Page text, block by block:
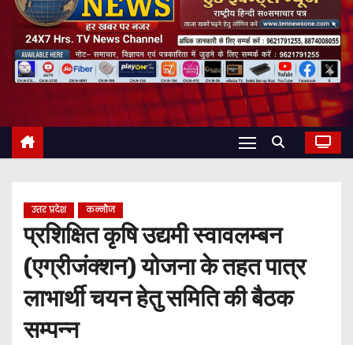
t
उत्तर प्रदेश कन्नौज
प्रशिक्षित कृषि उद्यमी स्वावलम्बन
(एग्रीजंक्शन) योजना के तहत पात्र
लाभार्थी चयन हेतु समिति की बैठक
सम्पन्न